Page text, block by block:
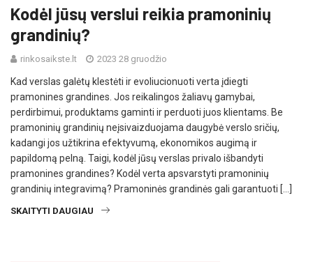
Kodėl jūsų verslui reikia pramoninių
grandinių?
rinkosaikste.lt 2023 28 gruodžio
Kad verslas galėtų klestėti ir evoliucionuoti verta įdiegti
pramonines grandines. Jos reikalingos žaliavų gamybai,
perdirbimui, produktams gaminti ir perduoti juos klientams. Be
pramoninių grandinių neįsivaizduojama daugybė verslo sričių,
kadangi jos užtikrina efektyvumą, ekonomikos augimą ir
papildomą pelną. Taigi, kodėl jūsų verslas privalo išbandyti
pramonines grandines? Kodėl verta apsvarstyti pramoninių
grandinių integravimą? Pramoninės grandinės gali garantuoti […]
SKAITYTI DAUGIAU